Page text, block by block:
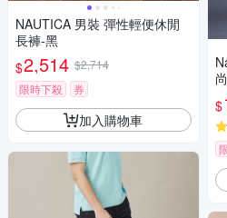
NAUTICA 男裝 彈性輕便休閒
長褲-黑
$2,514 $2,714
限時下殺
券
加入購物車
$